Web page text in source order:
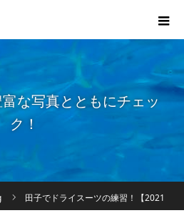
な写真とともにチェッ
ク！
田子でドライスーツの練習！【2021